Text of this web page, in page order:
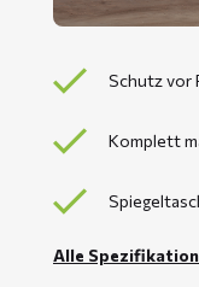
Schutz vor
Komplett
Alle